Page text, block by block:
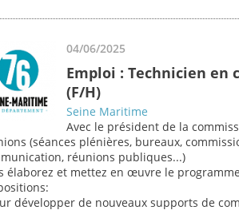
04/06/2025
Emploi : Technicien en
(F/H)
Seine Maritime
Avec le président de la
(séances plénières, bureaux,
réunions publiques...)
élaborez et mettez en œuvre le
développer de nouveaux supports de